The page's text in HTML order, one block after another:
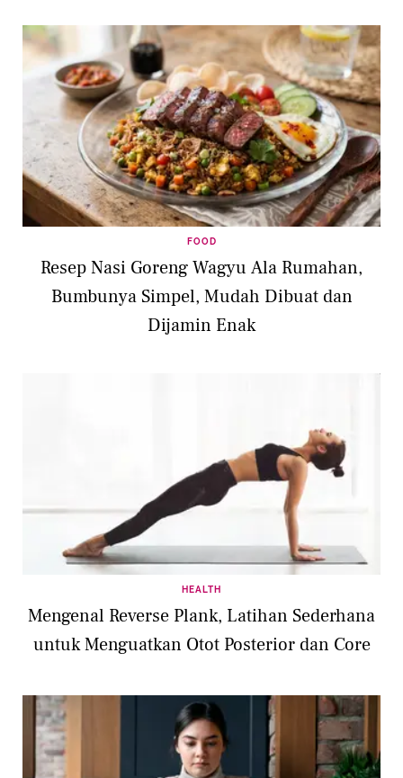
FOOD
Resep Nasi Goreng Wagyu Ala Rumahan,
Bumbunya Simpel, Mudah Dibuat dan
Dijamin Enak
HEALTH
Mengenal Reverse Plank, Latihan Sederhana
untuk Menguatkan Otot Posterior dan Core